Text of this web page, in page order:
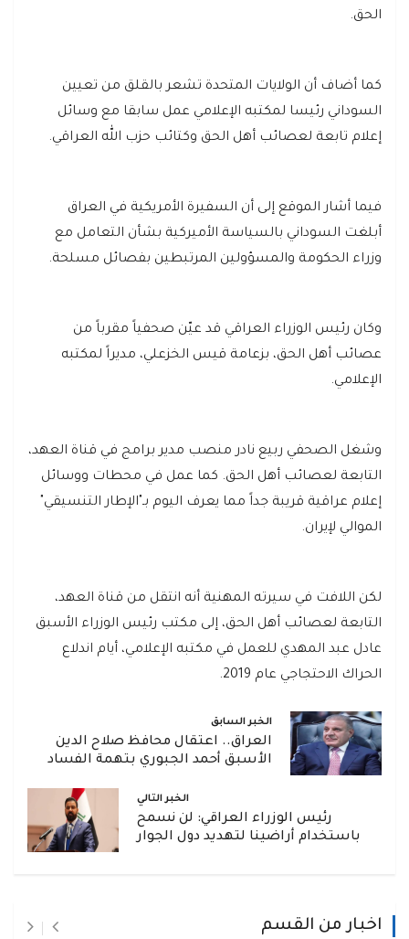
الحق.
كما أضاف أن الولايات المتحدة تشعر بالقلق من تعيين
السوداني رئيسا لمكتبه الإعلامي عمل سابقا مع وسائل
إعلام تابعة لعصائب أهل الحق وكتائب حزب الله العراقي.
فيما أشار الموقع إلى أن السفيرة الأمريكية في العراق
أبلغت السوداني بالسياسة الأميركية بشأن التعامل مع
وزراء الحكومة والمسؤولين المرتبطين بفصائل مسلحة.
وكان رئيس الوزراء العراقي قد عيّن صحفياً مقرباً من
عصائب أهل الحق، بزعامة قيس الخزعلي، مديراً لمكتبه
الإعلامي.
وشغل الصحفي ربيع نادر منصب مدير برامج في قناة العهد،
التابعة لعصائب أهل الحق. كما عمل في محطات ووسائل
إعلام عراقية قريبة جداً مما يعرف اليوم بـ"الإطار التنسيقي"
الموالي لإيران.
لكن اللافت في سيرته المهنية أنه انتقل من قناة العهد،
التابعة لعصائب أهل الحق، إلى مكتب رئيس الوزراء الأسبق
عادل عبد المهدي للعمل في مكتبه الإعلامي، أيام اندلاع
الحراك الاحتجاجي عام 2019.
الخبر السابق
العراق.. اعتقال محافظ صلاح الدين
الأسبق أحمد الجبوري بتهمة الفساد
الخبر التالي
رئيس الوزراء العراقي: لن نسمح
باستخدام أراضينا لتهديد دول الجوار
اخبار من القسم